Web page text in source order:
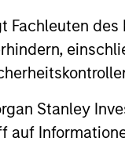
Stanley